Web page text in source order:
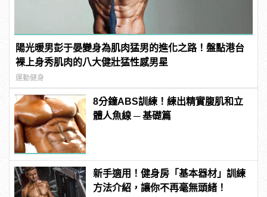
陽光暖男彭于晏變身為肌肉猛男的進化之路！盤點港台
裸上身秀肌肉的八大健壯猛性感男星
運動健身
8分鐘ABS訓練！練出精實腹肌和立
體人魚線 ─ 基礎篇
新手適用！健身房「基本器材」訓練
方法介紹，讓你不再毫無頭緒！